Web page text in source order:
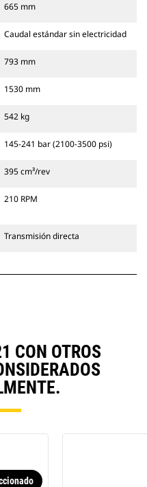
665 mm
Caudal estándar sin electricidad
793 mm
1530 mm
542 kg
145-241 bar (2100-3500 psi)
395 cm³/rev
210 RPM
Transmisión directa
CON OTROS